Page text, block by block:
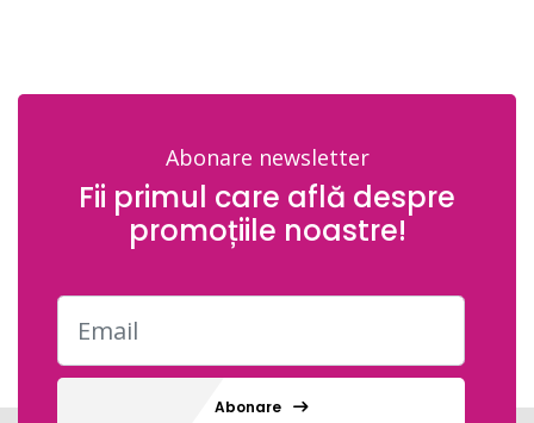
Abonare newsletter
Fii primul care află despre
promoțiile noastre!
Abonare